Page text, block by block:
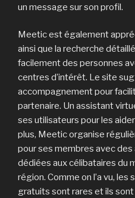
un message sur son profil.
Meetic est également
ainsi que la recherche
facilement des personnes
centres d’intérêt. Le site
accompagnement pour
partenaire. Un assistant
ses utilisateurs pour les
plus, Meetic organise
pour ses membres avec
dédiées aux célibataires du
région. Comme on l’a vu,
gratuits sont rares et ils